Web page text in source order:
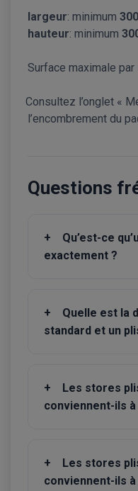
largeur: minimum 300
hauteur: minimum
Surface maximale
Consultez l’onglet «
l’encombrement du
Questions
+
Qu’est-ce
exactement ?
+
Quelle est la
standard et un
+
Les stores
conviennent-ils à
+
Les stores
conviennent-ils